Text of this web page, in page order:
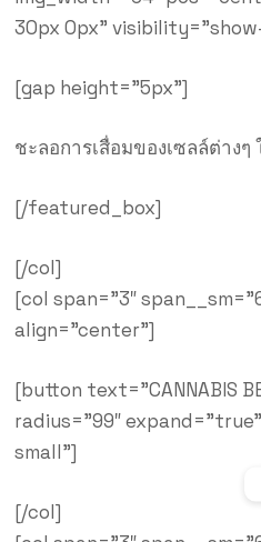
30px 0px”
[gap height=”5px”]
ชะลอการเสื่อมของเซลล์ต่างๆ
[/featured_box]
[/col]
[col span=”3″
align=”center”]
[button text=”CANNABIS
radius=”99″
small”]
[/col]